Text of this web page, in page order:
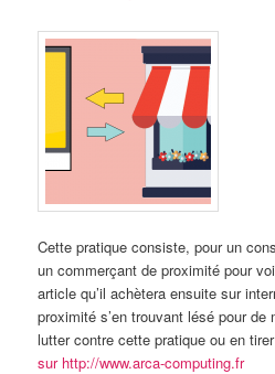
Cette pratique consiste, pour un
un commerçant de proximité pour
article qu’il achètera ensuite sur
proximité s’en trouvant lésé pour
lutter contre cette pratique ou en
sur http://www.arca-computing.fr